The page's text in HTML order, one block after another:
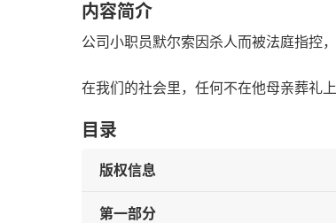
内容简介
公司小职员默尔索因杀人而被法庭指控
在我们的社会里，任何不在他母亲葬
目录
版权信息
第一部分